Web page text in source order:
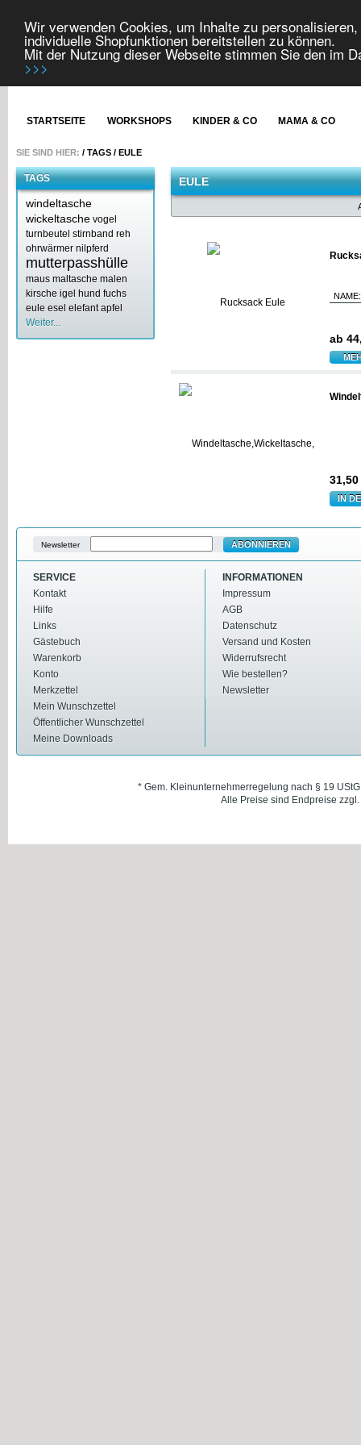
Wir verwenden Cookies, um Inhalte zu
individuelle Shopfunktionen bereitstellen zu können.
Mit der Nutzung dieser Webseite stimmen Sie den im
>>>
STARTSEITE WORKSHOPS KINDER & CO MAMA & CO
SIE SIND HIER: / TAGS / EULE
TAGS
windeltasche
wickeltasche vogel
turnbeutel stirnband reh
ohrwärmer nilpferd
mutterpasshülle
maus maltasche malen
kirsche igel hund fuchs
eule esel elefant apfel
Weiter...
EULE
NAME:
ab
31,50
IN
Newsletter ABONNIEREN
SERVICE
Kontakt
Hilfe
Links
Gästebuch
Warenkorb
Konto
Merkzettel
Mein Wunschzettel
Öffentlicher Wunschzettel
Meine Downloads
INFORMATIONEN
Impressum
AGB
Datenschutz
Versand und Kosten
Widerrufsrecht
Wie bestellen?
Newsletter
* Gem. Kleinunternehmerregelung nach § 19
Alle Preise sind Endpreise